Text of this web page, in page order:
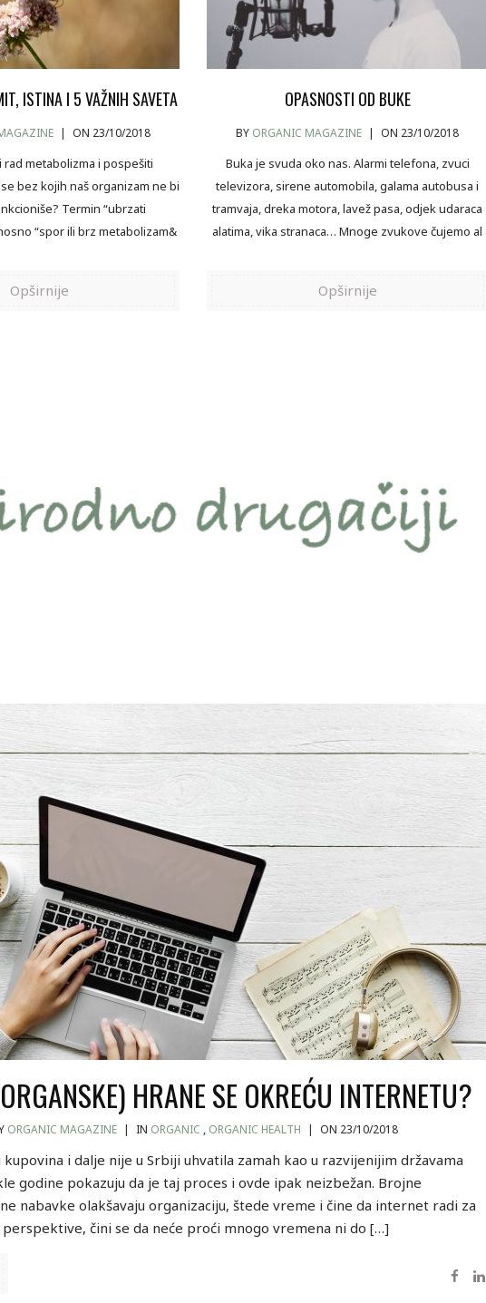
ISTINA I 5 VAŽNIH SAVETA
| ON 23/10/2018
rad metabolizma i pospešiti
bez kojih naš organizam ne bi
Termin “ubrzati
“spor ili brz metabolizam&
Opširnije
OPASNOSTI OD BUKE
BY ORGANIC MAGAZINE | ON 23/10/2018
Buka je svuda oko nas. Alarmi telefona, zvuci
televizora, sirene automobila, galama autobusa i
tramvaja, dreka motora, lavež pasa, odjek udaraca
alatima, vika stranaca… Mnoge zvukove čujemo al
Opširnije
HRANE SE OKREĆU INTERNETU?
ORGANIC MAGAZINE | IN ORGANIC , ORGANIC HEALTH | ON 23/10/2018
i dalje nije u Srbiji uhvatila zamah kao u razvijenijim državama
godine pokazuju da je taj proces i ovde ipak neizbežan. Brojne
nabavke olakšavaju organizaciju, štede vreme i čine da internet radi za
čini se da neće proći mnogo vremena ni do […]